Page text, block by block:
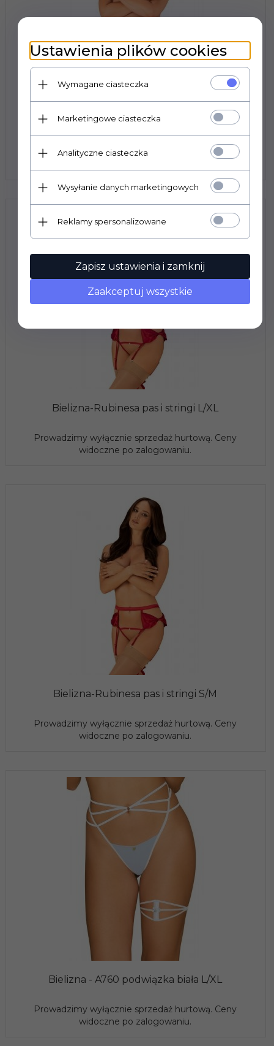
Bielizna-Loventy pas do pończoch 2XL/3XL
Prowadzimy wyłącznie sprzedaż hurtową. Ceny
Bielizna-Rubinesa pas i stringi L/XL
Prowadzimy wyłącznie sprzedaż hurtową. Ceny
widoczne po zalogowaniu.
Bielizna-Rubinesa pas i stringi S/M
Prowadzimy wyłącznie sprzedaż hurtową. Ceny
widoczne po zalogowaniu.
Bielizna - A760 podwiązka biała L/XL
Prowadzimy wyłącznie sprzedaż hurtową. Ceny
widoczne po zalogowaniu.
Ustawienia plików cookies
Wymagane ciasteczka
Marketingowe ciasteczka
Analityczne ciasteczka
Wysyłanie danych marketingowych
Reklamy spersonalizowane
Zapisz ustawienia i zamknij
Zaakceptuj wszystkie